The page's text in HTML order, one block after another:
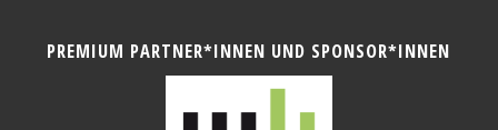
PREMIUM PARTNER*INNEN UND SPONSOR*INNEN